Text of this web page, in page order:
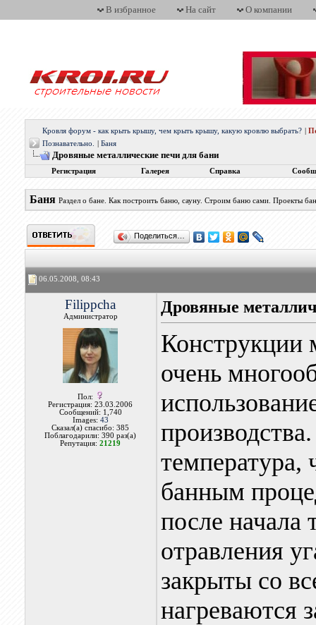
В избранное На сайт О компании
Кровля форум - как крыть крышу, чем крыть крышу, какую кровлю выбрать?
Познавательно.
Баня
Дровяные металлические печи для бани
Регистрация Галерея Справка
Баня Раздел о бане. Как построить баню, сауну. Строим баню сами. Проекты
Поделиться…
06.05.2008, 08:43
Filippcha
Администратор
Пол:
Регистрация: 23.03.2006
Сообщений: 1,740
Images: 43
Сказал(а) спасибо: 385
Поблагодарили: 390 раз(а)
Репутация:21219
Дровяные
Конструкции
очень
температура,
банным
после начала
отравления
закрыты со
нагреваются